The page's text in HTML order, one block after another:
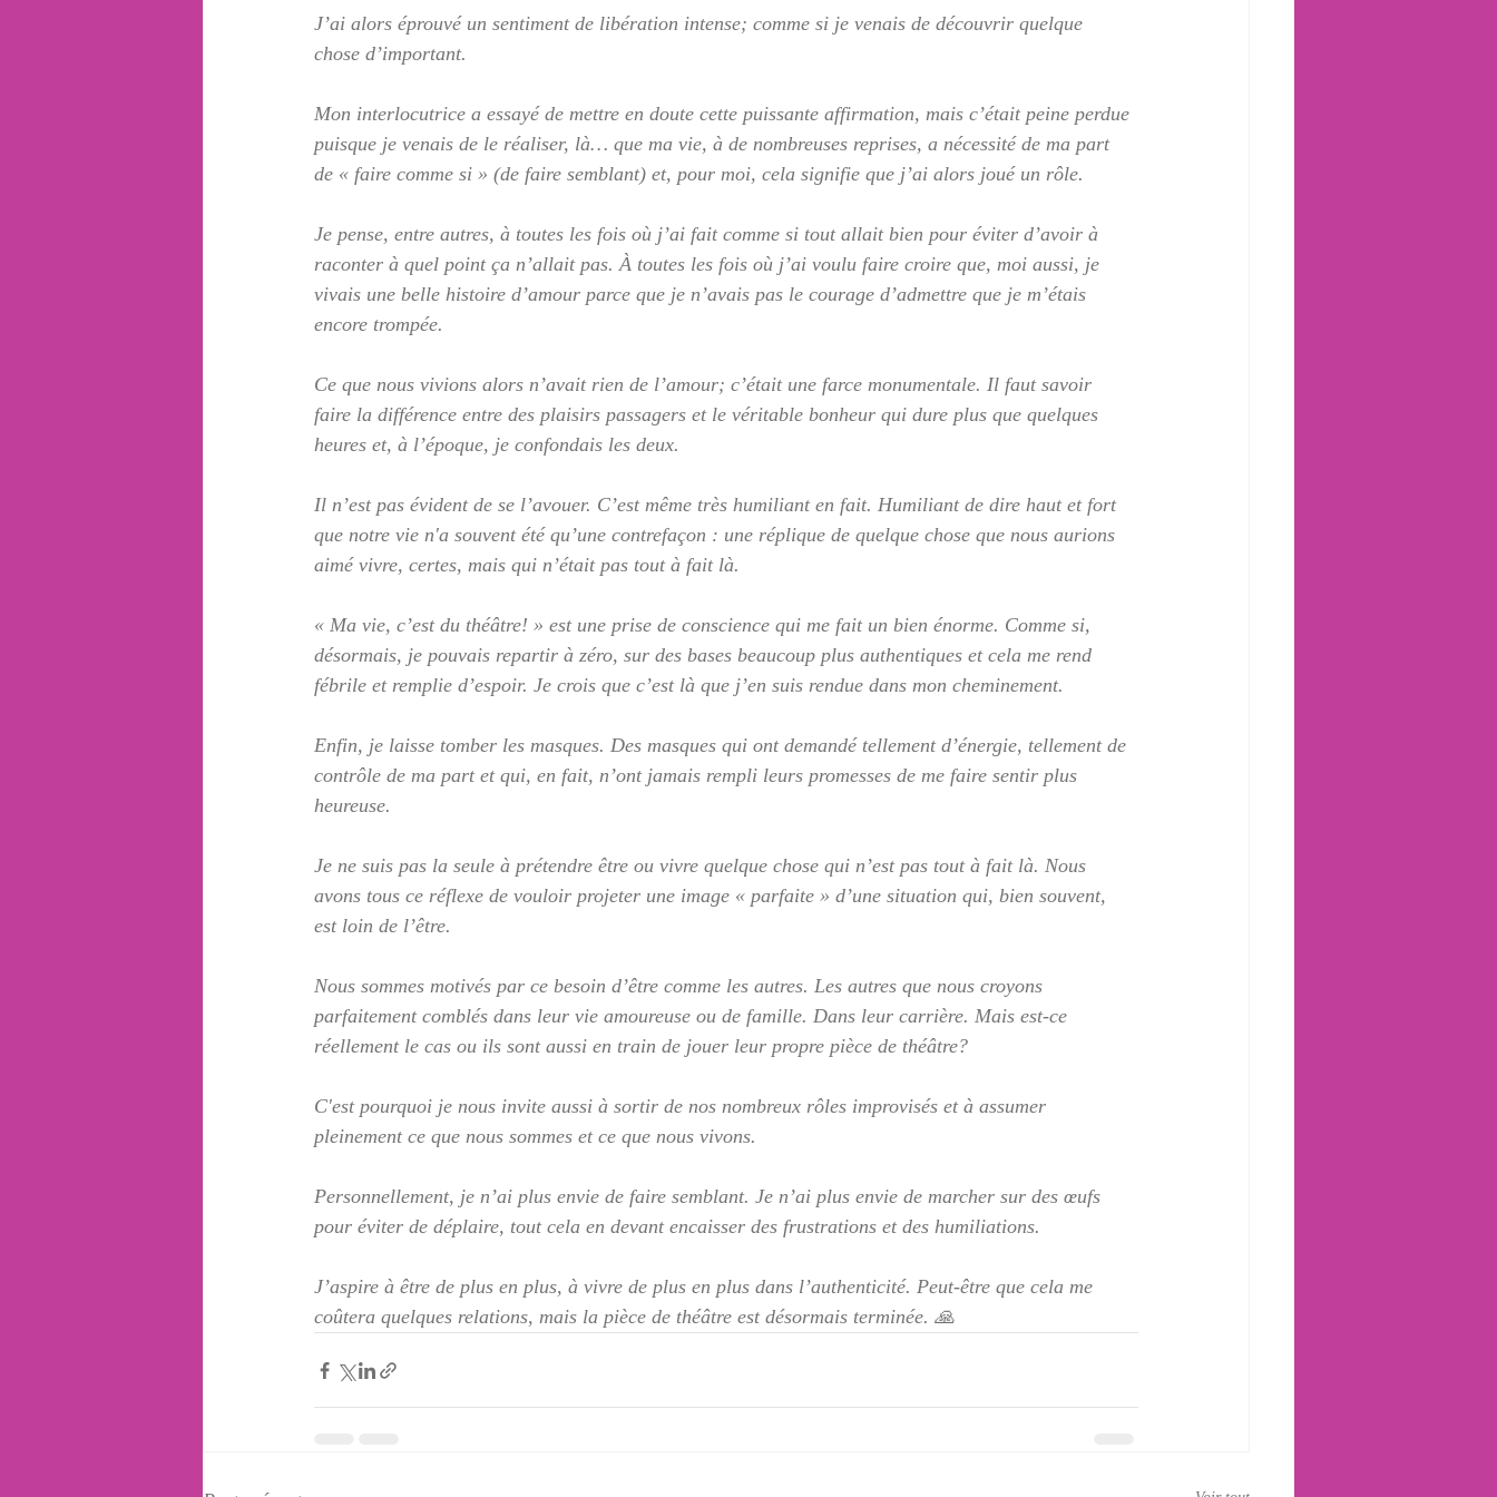
J’ai alors éprouvé un sentiment de libération intense; comme si je venais de découvrir quelque
chose d’important.
Mon interlocutrice a essayé de mettre en doute cette puissante affirmation, mais c’était peine perdue
puisque je venais de le réaliser, là… que ma vie, à de nombreuses reprises, a nécessité de ma part
de « faire comme si » (de faire semblant) et, pour moi, cela signifie que j’ai alors joué un rôle.
Je pense, entre autres, à toutes les fois où j’ai fait comme si tout allait bien pour éviter d’avoir à
raconter à quel point ça n’allait pas. À toutes les fois où j’ai voulu faire croire que, moi aussi, je
vivais une belle histoire d’amour parce que je n’avais pas le courage d’admettre que je m’étais
encore trompée.
Ce que nous vivions alors n’avait rien de l’amour; c’était une farce monumentale. Il faut savoir
faire la différence entre des plaisirs passagers et le véritable bonheur qui dure plus que quelques
heures et, à l’époque, je confondais les deux.
Il n’est pas évident de se l’avouer. C’est même très humiliant en fait. Humiliant de dire haut et fort
que notre vie n'a souvent été qu’une contrefaçon : une réplique de quelque chose que nous aurions
aimé vivre, certes, mais qui n’était pas tout à fait là.
« Ma vie, c’est du théâtre! » est une prise de conscience qui me fait un bien énorme. Comme si,
désormais, je pouvais repartir à zéro, sur des bases beaucoup plus authentiques et cela me rend
fébrile et remplie d’espoir. Je crois que c’est là que j’en suis rendue dans mon cheminement.
Enfin, je laisse tomber les masques. Des masques qui ont demandé tellement d’énergie, tellement de
contrôle de ma part et qui, en fait, n’ont jamais rempli leurs promesses de me faire sentir plus
heureuse.
Je ne suis pas la seule à prétendre être ou vivre quelque chose qui n’est pas tout à fait là. Nous
avons tous ce réflexe de vouloir projeter une image « parfaite » d’une situation qui, bien souvent,
est loin de l’être.
Nous sommes motivés par ce besoin d’être comme les autres. Les autres que nous croyons
parfaitement comblés dans leur vie amoureuse ou de famille. Dans leur carrière. Mais est-ce
réellement le cas ou ils sont aussi en train de jouer leur propre pièce de théâtre?
C'est pourquoi je nous invite aussi à sortir de nos nombreux rôles improvisés et à assumer
pleinement ce que nous sommes et ce que nous vivons.
Personnellement, je n’ai plus envie de faire semblant. Je n’ai plus envie de marcher sur des œufs
pour éviter de déplaire, tout cela en devant encaisser des frustrations et des humiliations.
J’aspire à être de plus en plus, à vivre de plus en plus dans l’authenticité. Peut-être que cela me
coûtera quelques relations, mais la pièce de théâtre est désormais terminée. 🙏